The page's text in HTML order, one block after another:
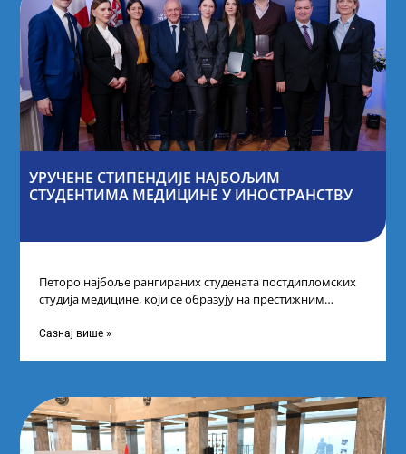
УРУЧЕНЕ СТИПЕНДИЈЕ НАЈБОЉИМ
СТУДЕНТИМА МЕДИЦИНЕ У ИНОСТРАНСТВУ
Петоро најбоље рангираних студената постдипломских
студија медицине, који се образују на престижним
стипендије од
Сазнај више »